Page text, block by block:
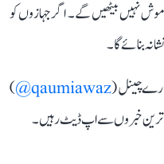
نہیں بیٹھیں گے۔ اگر جہازوں کو
بنائے گا۔
چینل (qaumiawaz@
)
ترین خبروں سے اپ ڈیٹ رہیں۔